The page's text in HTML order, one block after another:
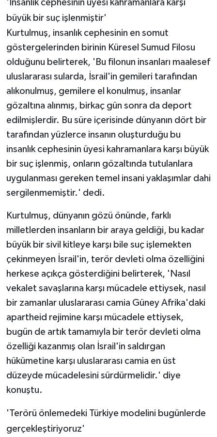
'İnsanlık cephesinin üyesi kahramanlara karşı
büyük bir suç işlenmiştir'
Kurtulmuş, insanlık cephesinin en somut
göstergelerinden birinin Küresel Sumud Filosu
olduğunu belirterek, 'Bu filonun insanları maalesef
uluslararası sularda, İsrail'in gemileri tarafından
alıkonulmuş, gemilere el konulmuş, insanlar
gözaltına alınmış, birkaç gün sonra da deport
edilmişlerdir. Bu süre içerisinde dünyanın dört bir
tarafından yüzlerce insanın oluşturduğu bu
insanlık cephesinin üyesi kahramanlara karşı büyük
bir suç işlenmiş, onların gözaltında tutulanlara
uygulanması gereken temel insani yaklaşımlar dahi
sergilenmemiştir.' dedi.
Kurtulmuş, dünyanın gözü önünde, farklı
milletlerden insanların bir araya geldiği, bu kadar
büyük bir sivil kitleye karşı bile suç işlemekten
çekinmeyen İsrail'in, terör devleti olma özelliğini
herkese açıkça gösterdiğini belirterek, 'Nasıl
vekalet savaşlarına karşı mücadele ettiysek, nasıl
bir zamanlar uluslararası camia Güney Afrika'daki
apartheid rejimine karşı mücadele ettiysek,
bugün de artık tamamıyla bir terör devleti olma
özelliği kazanmış olan İsrail'in saldırgan
hükümetine karşı uluslararası camia en üst
düzeyde mücadelesini sürdürmelidir.' diye
konuştu.
'Terörü önlemedeki Türkiye modelini bugünlerde
gerçekleştiriyoruz'